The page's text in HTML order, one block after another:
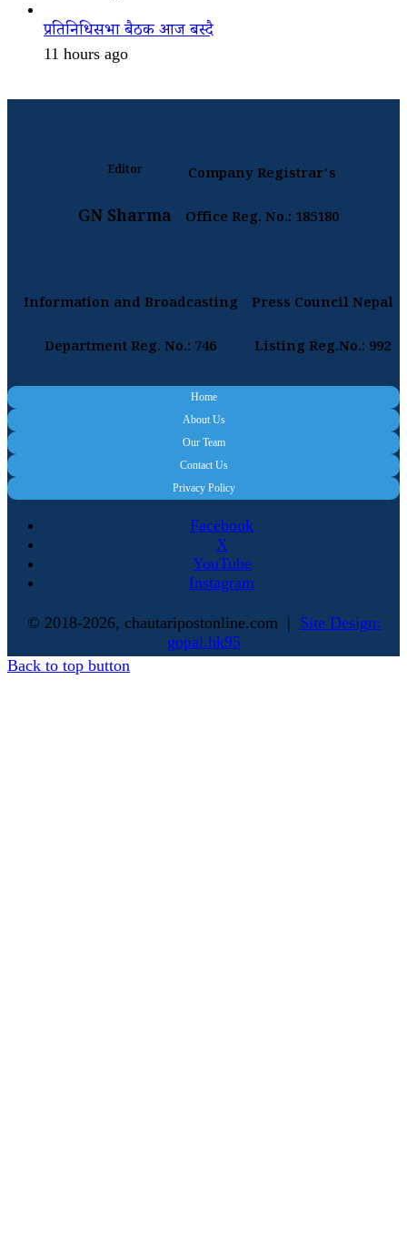
प्रतिनिधिसभा बैठक आज बस्दै
11 hours ago
Editor
GN Sharma
Company Registrar's
Office Reg. No.: 185180
Information and Broadcasting
Department Reg. No.: 746
Press Council Nepal
Listing Reg.No.: 992
Home
About Us
Our Team
Contact Us
Privacy Policy
Facebook
X
YouTube
Instagram
© 2018-2026, chautaripostonline.com | Site Design:
gopal.hk95
Back to top button